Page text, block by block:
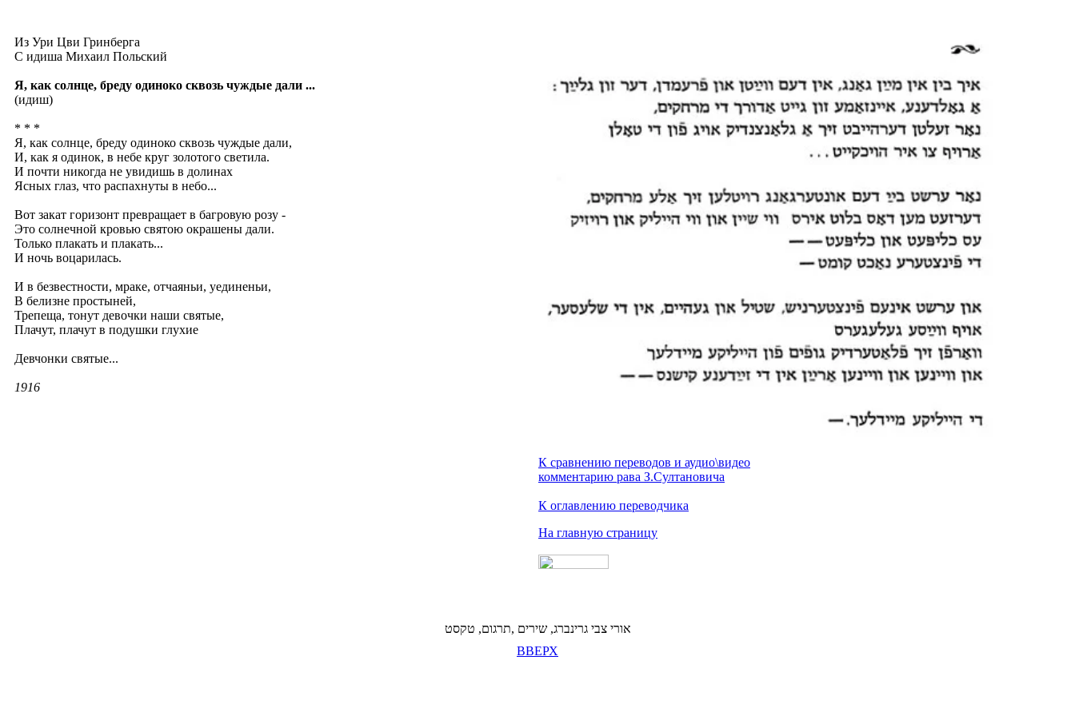
Из Ури Цви Гринберга
С идиша Михаил Польский
Я, как солнце, бреду одиноко сквозь чуждые дали ...
(идиш)
* * *
Я, как солнце, бреду одиноко сквозь чуждые дали,
И, как я одинок, в небе круг золотого светила.
И почти никогда не увидишь в долинах
Ясных глаз, что распахнуты в небо...
Вот закат горизонт превращает в багровую розу -
Это солнечной кровью святою окрашены дали.
Только плакать и плакать...
И ночь воцарилась.
И в безвестности, мраке, отчаяньи, уединеньи,
В белизне простыней,
Трепеща, тонут девочки наши святые,
Плачут, плачут в подушки глухие
Девчонки святые...
1916
К сравнению переводов и аудио\видео
комментарию рава З.Султановича
К оглавлению переводчика
На главную страницу
אורי צבי גרינברג, שירים ,תרגום, טקסט
ВВЕРХ